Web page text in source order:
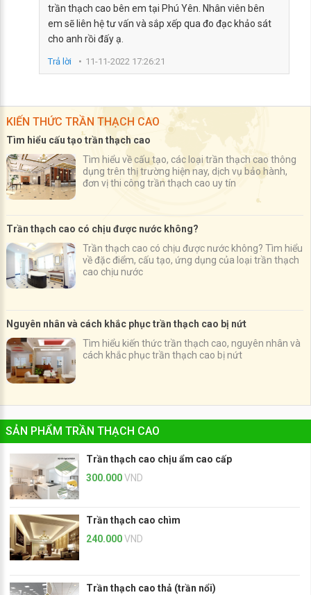
trần thạch cao bên em tại Phú Yên. Nhân viên bên
em sẽ liên hệ tư vấn và sắp xếp qua đo đạc khảo sát
cho anh rồi đấy ạ.
Trả lời 11-11-2022 17:26:21
KIẾN THỨC TRẦN THẠCH CAO
Tìm hiểu cấu tạo trần thạch cao
Tìm hiểu về cấu tạo, các loại trần thạch cao thông
dụng trên thị trường hiện nay, dịch vụ bảo hành,
đơn vị thi công trần thạch cao uy tín
Trần thạch cao có chịu được nước không?
Trần thạch cao có chịu được nước không? Tìm hiểu
về đặc điểm, cấu tạo, ứng dụng của loại trần thạch
cao chịu nước
Nguyên nhân và cách khắc phục trần thạch cao bị nứt
Tìm hiểu kiến thức trần thạch cao, nguyên nhân và
cách khắc phục trần thạch cao bị nứt
SẢN PHẨM TRẦN THẠCH CAO
Trần thạch cao chịu ẩm cao cấp
300.000VND
Trần thạch cao chìm
240.000VND
Trần thạch cao thả (trần nổi)